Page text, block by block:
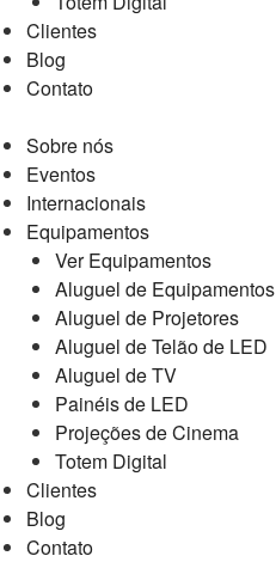
Clientes
Blog
Contato
Sobre nós
Eventos
Internacionais
Equipamentos
Ver Equipamentos
Aluguel de
Aluguel de Projetores
Aluguel de Telão de LED
Aluguel de TV
Painéis de LED
Projeções de Cinema
Totem Digital
Clientes
Blog
Contato